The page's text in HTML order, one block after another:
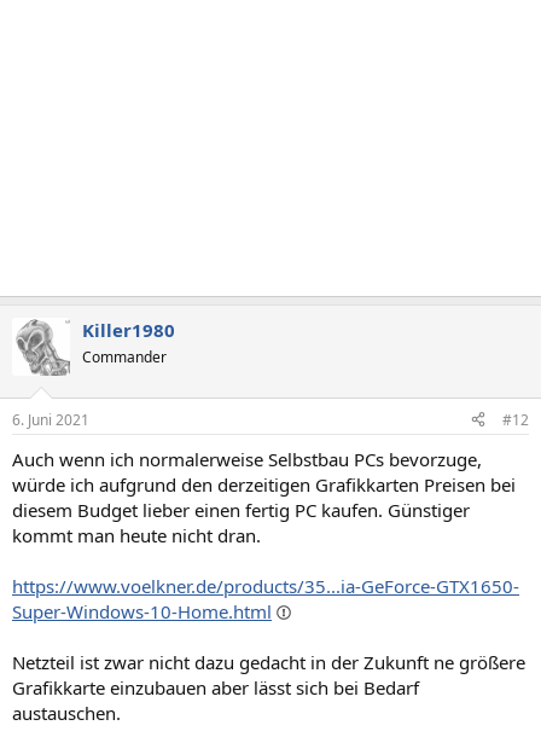
Killer1980
Commander
6. Juni 2021 #12
Auch wenn ich normalerweise Selbstbau PCs bevorzuge,
würde ich aufgrund den derzeitigen Grafikkarten Preisen bei
diesem Budget lieber einen fertig PC kaufen. Günstiger
kommt man heute nicht dran.
https://www.voelkner.de/products/35...ia-GeForce-GTX1650-
Super-Windows-10-Home.html
Netzteil ist zwar nicht dazu gedacht in der Zukunft ne größere
Grafikkarte einzubauen aber lässt sich bei Bedarf
austauschen.